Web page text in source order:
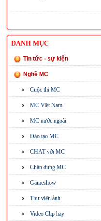
DANH MỤC
Tin tức - sự kiện
Nghề MC
Cuộc thi MC
MC Việt Nam
MC nước ngoài
Đào tạo MC
CHAT với MC
Chân dung MC
Gameshow
Thư viện ảnh
Video Clip hay